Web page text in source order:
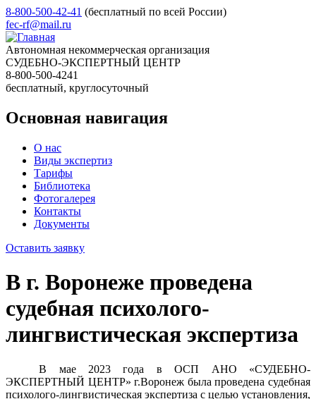
8-800-500-42-41 (бесплатный по всей России)
fec-rf@mail.ru
Автономная некоммерческая организация
СУДЕБНО-ЭКСПЕРТНЫЙ ЦЕНТР
8-800-500-4241
бесплатный, круглосуточный
Основная навигация
О нас
Виды экспертиз
Тарифы
Библиотека
Фотогалерея
Контакты
Документы
Оставить заявку
В г. Воронеже проведена
судебная психолого-
лингвистическая экспертиза
В мае 2023 года в ОСП АНО «СУДЕБНО-
ЭКСПЕРТНЫЙ ЦЕНТР» г.Воронеж была проведена судебная
психолого-лингвистическая экспертиза с целью установления,